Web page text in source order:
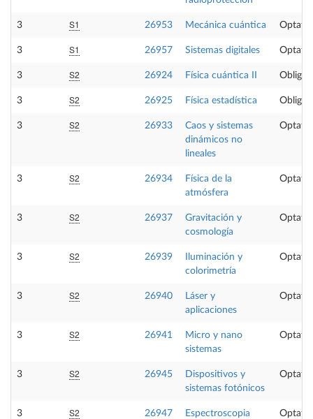
3 S1 26953 Mecánica cuántica
3 S1 26957 Sistemas digitales
3 S2 26924 Física cuántica II
3 S2 26925 Física estadística
3 S2 26933
Caos y sistemas
dinámicos no
lineales
3 S2 26934
Física de la
atmósfera
3 S2 26937
Gravitación y
cosmología
3 S2 26939
Iluminación y
colorimetría
3 S2 26940
Láser y
aplicaciones
3 S2 26941
Micro y nano
sistemas
3 S2 26945
Dispositivos y
sistemas fotónicos
3 S2 26947 Espectroscopia